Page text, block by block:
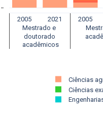
2005 2021 2005
Mestrado e
doutorado
acadêmicos
Ciências
Ciências